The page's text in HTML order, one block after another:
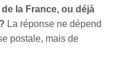
la France, ou déjà
La réponse ne dépend
postale, mais de